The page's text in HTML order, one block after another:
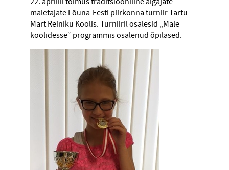
maletajate Lõuna-Eesti piirkonna turniir Tartu
Mart Reiniku Koolis. Turniiril osalesid „Male
koolidesse“ programmis osalenud õpilased.